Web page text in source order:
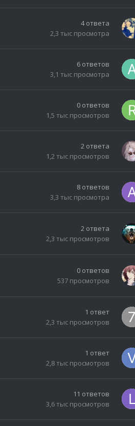
4 ответа
2,3 тыс просмотра
6 ответов
3,1 тыс просмотра
0 ответов
1,5 тыс просмотров
2 ответа
1,2 тыс просмотров
8 ответов
3,3 тыс просмотра
2 ответа
2,3 тыс просмотров
0 ответов
537 просмотров
1 ответ
2,3 тыс просмотров
1 ответ
2,8 тыс просмотров
11 ответов
3,6 тыс просмотров